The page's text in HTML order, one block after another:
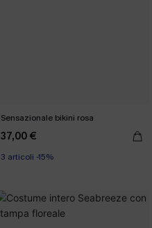
Sensazionale bikini rosa
37,00 €
3 articoli -15%